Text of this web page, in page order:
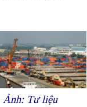
Ảnh: Tư liệu